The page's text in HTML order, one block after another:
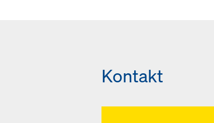
Kontakt